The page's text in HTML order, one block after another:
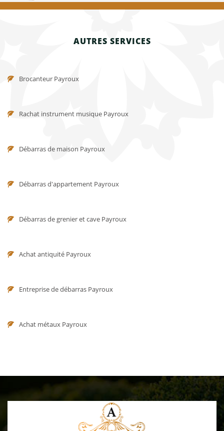
AUTRES SERVICES
Brocanteur Payroux
Rachat instrument musique Payroux
Débarras de maison Payroux
Débarras d'appartement Payroux
Débarras de grenier et cave Payroux
Achat antiquité Payroux
Entreprise de débarras Payroux
Achat métaux Payroux